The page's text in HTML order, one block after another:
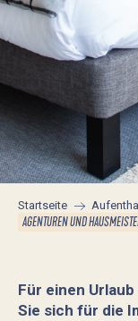
Startseite
AGENTUREN UND
Für einen
Sie sich für die